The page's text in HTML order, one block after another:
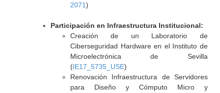
2071)
Participación en Infraestructura Institucional:
Creación de un Laboratorio de
Ciberseguridad Hardware en el Instituto de
Microelectrónica de Sevilla
(IE17_5735_USE)
Renovación Infraestructura de Servidores
para Diseño y Cómputo Micro y